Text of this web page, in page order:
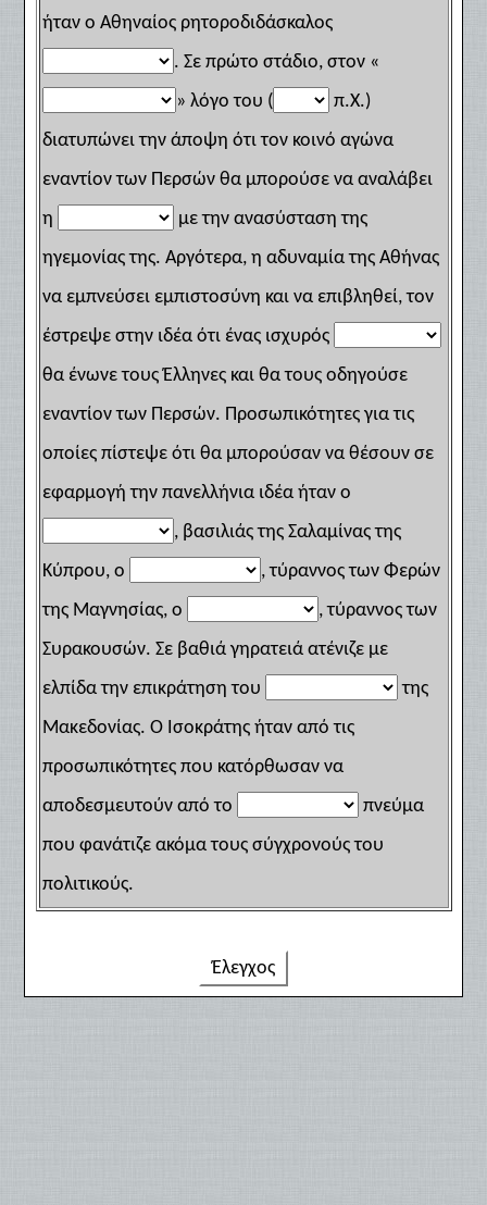
ήταν ο Αθηναίος ρητοροδιδάσκαλος
. Σε πρώτο στάδιο, στον «
» λόγο του (
π.Χ.)
διατυπώνει την άποψη ότι τον κοινό αγώνα
εναντίον των Περσών θα μπορούσε να αναλάβει
η
με την ανασύσταση της
ηγεμονίας της. Αργότερα, η αδυναμία της Αθήνας
να εμπνεύσει εμπιστοσύνη και να επιβληθεί, τον
έστρεψε στην ιδέα ότι ένας ισχυρός
θα ένωνε τους Έλληνες και θα τους οδηγούσε
εναντίον των Περσών. Προσωπικότητες για τις
οποίες πίστεψε ότι θα μπορούσαν να θέσουν σε
εφαρμογή την πανελλήνια ιδέα ήταν ο
, βασιλιάς της Σαλαμίνας της
Κύπρου, ο
, τύραννος των Φερών
της Μαγνησίας, ο
, τύραννος των
Συρακουσών. Σε βαθιά γηρατειά ατένιζε με
ελπίδα την επικράτηση του
της
Μακεδονίας. Ο Ισοκράτης ήταν από τις
προσωπικότητες που κατόρθωσαν να
αποδεσμευτούν από το
πνεύμα
που φανάτιζε ακόμα τους σύγχρονούς του
πολιτικούς.
Έλεγχος